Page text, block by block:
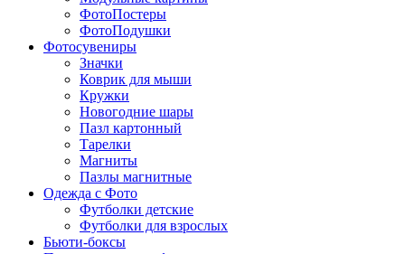
ФотоПостеры
ФотоПодушки
Фотоcувениры
Значки
Коврик для мыши
Кружки
Новогодние шары
Пазл картонный
Тарелки
Магниты
Пазлы магнитные
Одежда с Фото
Футболки детские
Футболки для взрослых
Бьюти-боксы